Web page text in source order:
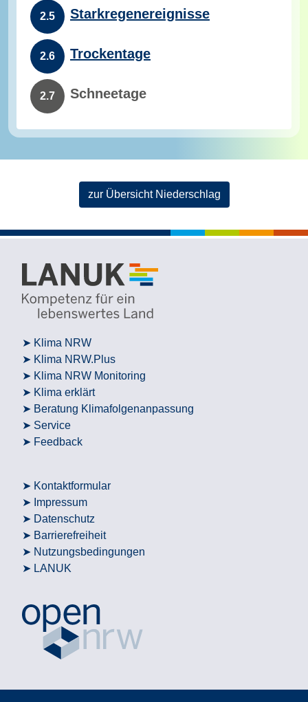
2.5 Starkregenereignisse
2.6 Trockentage
2.7 Schneetage
zur Übersicht Niederschlag
Klima NRW
Klima NRW.Plus
Klima NRW Monitoring
Klima erklärt
Beratung Klimafolgenanpassung
Service
Feedback
Kontaktformular
Impressum
Datenschutz
Barrierefreiheit
Nutzungsbedingungen
LANUK